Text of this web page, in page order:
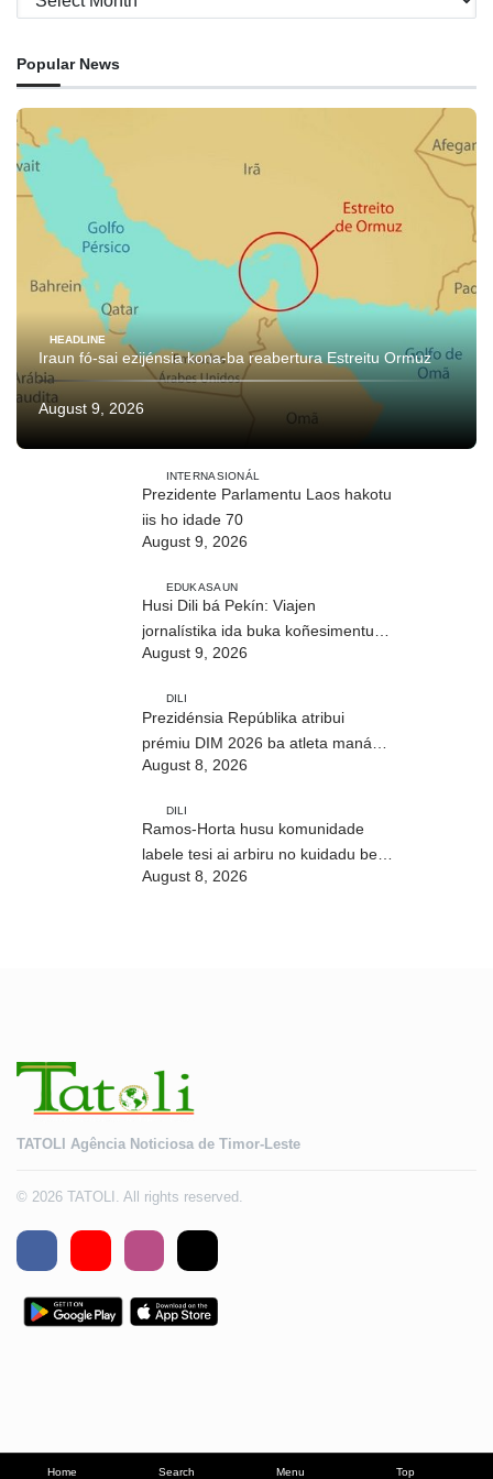
Home Search Menu Top
Popular News
HEADLINE
Iraun fó-sai ezijénsia kona-ba reabertura Estreitu Ormuz
August 9, 2026
INTERNASIONÁL
Prezidente Parlamentu Laos hakotu
iis ho idade 70
August 9, 2026
EDUKASAUN
Husi Dili bá Pekín: Viajen
jornalístika ida buka koñesimentu
foun (Parte I)
August 9, 2026
DILI
Prezidénsia Repúblika atribui
prémiu DIM 2026 ba atleta manán-
na’in sira
August 8, 2026
DILI
Ramos-Horta husu komunidade
labele tesi ai arbiru no kuidadu bee-
matan
August 8, 2026
TATOLI Agência Noticiosa de Timor-Leste
© 2026 TATOLI. All rights reserved.